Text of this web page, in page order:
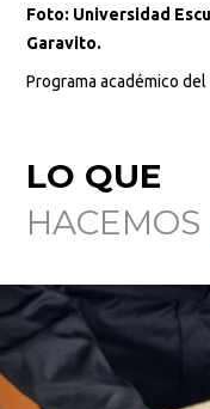
Foto: Universidad
Garavito.
Programa académico
LO QUE
HACEMOS